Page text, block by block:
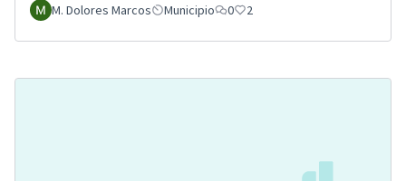
M. Dolores Marcos
Municipio 0 2